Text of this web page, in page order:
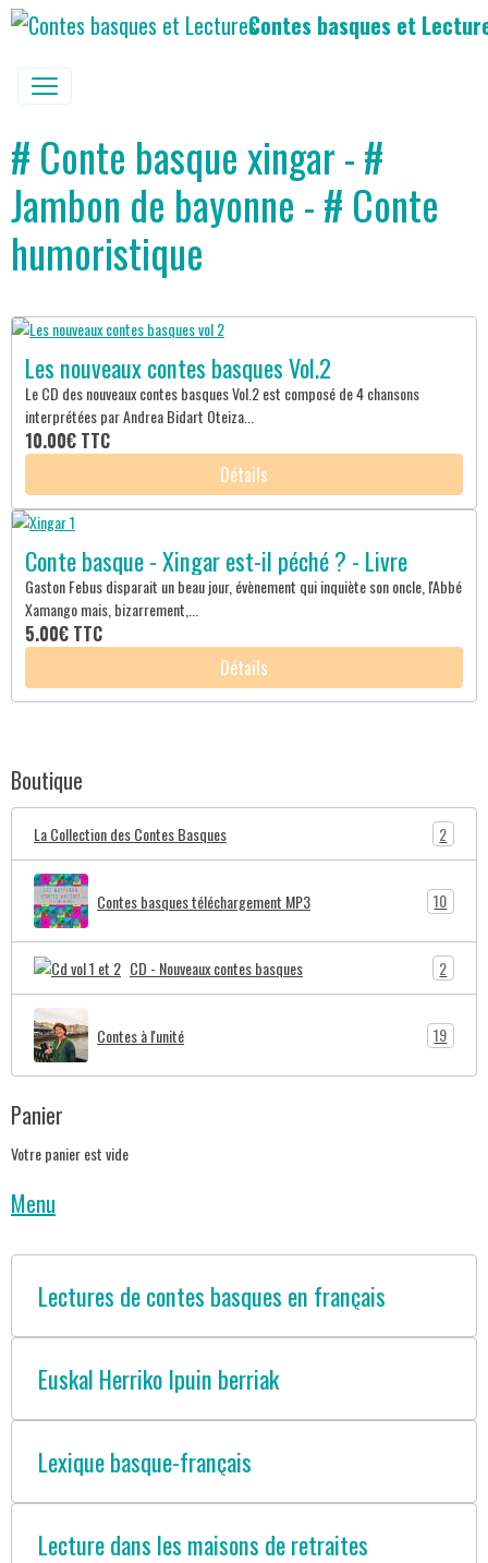
Contes basques et
# Conte basque xingar - #
Jambon de bayonne - # Conte
humoristique
Les nouveaux contes basques Vol.2
Le CD des nouveaux contes basques Vol.2 est composé de 4 chansons
interprétées par Andrea Bidart Oteiza...
10.00€ TTC
Détails
Conte basque - Xingar est-il péché ? - Livre
Gaston Febus disparait un beau jour, évènement qui inquiète son oncle, l'Abbé
Xamango mais, bizarrement,...
5.00€ TTC
Détails
Boutique
La Collection des Contes Basques 2
Contes basques téléchargement MP3 10
CD - Nouveaux contes basques 2
Contes à l'unité 19
Panier
Votre panier est vide
Menu
Lectures de contes basques en français
Euskal Herriko Ipuin berriak
Lexique basque-français
Lecture dans les maisons de retraites